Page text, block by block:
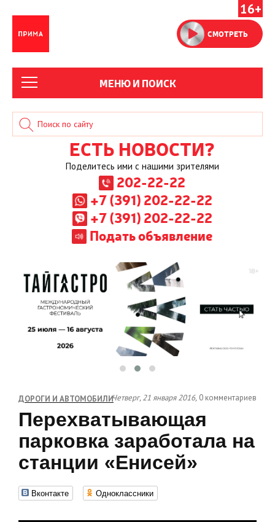
16+
СМОТРЕТЬ
МЕНЮ И ПОИСК
ЕСТЬ НОВОСТИ?
Поделитесь ими с нашими зрителями
202-22-22
+7 (391) 202-22-22
+7 (391) 202-22-22
Подать объявление
ДОРОГИ И АВТОМОБИЛИЧетверг, 21 января 2016, 0 комментариев
Перехватывающая
парковка заработала на
станции «Енисей»
Вконтакте Одноклассники